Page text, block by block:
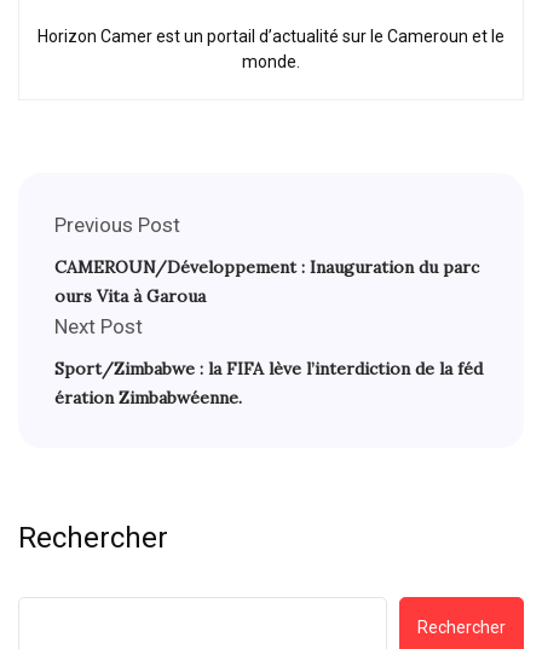
Horizon Camer est un portail d’actualité sur le Cameroun et le
monde.
Previous Post
CAMEROUN/Développement : Inauguration du parc
ours Vita à Garoua
Next Post
Sport/Zimbabwe : la FIFA lève l’interdiction de la féd
ération Zimbabwéenne.
Rechercher
Rechercher